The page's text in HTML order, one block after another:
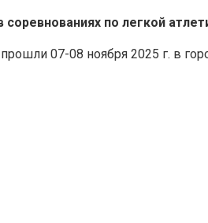
по легкой
07-08 ноября 2025 г. в